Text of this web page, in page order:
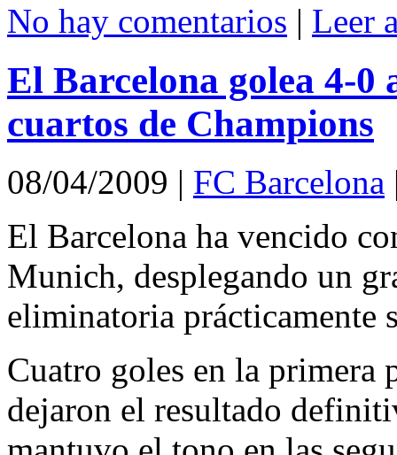
No hay comentarios | Leer
El Barcelona golea 4-0
cuartos de Champions
08/04/2009 | FC Barcelona
El Barcelona ha vencido
Munich, desplegando un
eliminatoria prácticamente
Cuatro goles en la primera
dejaron el resultado